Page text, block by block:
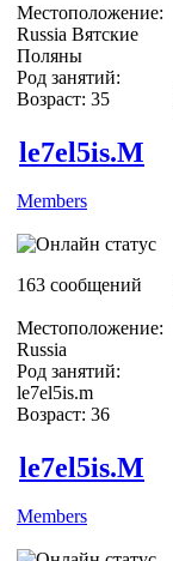
Местоположение:
Russia Вятские
Поляны
Род занятий:
Возраст: 35
le7el5is.M
Members
163 сообщений
Местоположение:
Russia
Род занятий:
le7el5is.m
Возраст: 36
le7el5is.M
Members